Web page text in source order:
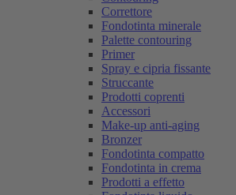
Correttore
Fondotinta minerale
Palette contouring
Primer
Spray e cipria fissante
Struccante
Prodotti coprenti
Accessori
Make-up anti-aging
Bronzer
Fondotinta compatto
Fondotinta in crema
Prodotti a effetto